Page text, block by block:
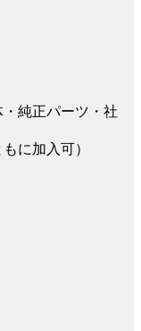
純正パーツ・社
に加入可）